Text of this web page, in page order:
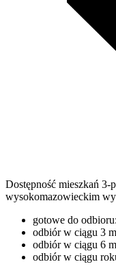
Dostępność mieszkań
wysokomazowieckim
gotowe do
odbiór w ciągu 3
odbiór w ciągu 6
odbiór w ciągu